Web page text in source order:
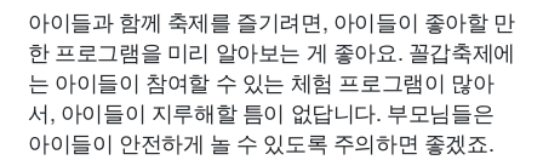
아이들과 함께 축제를 즐기려면, 아이들이 좋아할 만
한 프로그램을 미리 알아보는 게 좋아요. 꼴갑축제에
는 아이들이 참여할 수 있는 체험 프로그램이 많아
서, 아이들이 지루해할 틈이 없답니다. 부모님들은
아이들이 안전하게 놀 수 있도록 주의하면 좋겠죠.